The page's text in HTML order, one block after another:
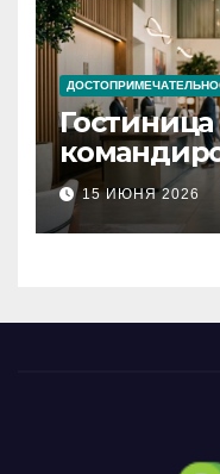
критерии
15 ИЮНЯ 2026